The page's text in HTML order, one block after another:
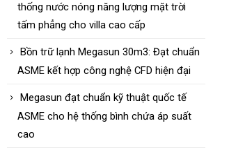
thống nước nóng năng lượng mặt trời
tấm phẳng cho villa cao cấp
Bồn trữ lạnh Megasun 30m3: Đạt chuẩn
ASME kết hợp công nghệ CFD hiện đại
Megasun đạt chuẩn kỹ thuật quốc tế
ASME cho hệ thống bình chứa áp suất
cao